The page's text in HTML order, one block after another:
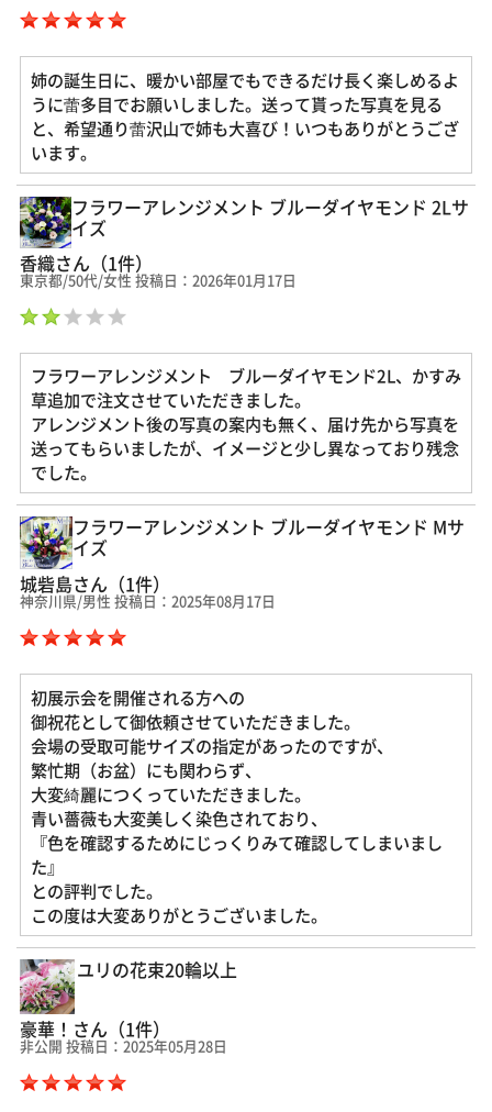
姉の誕生日に、暖かい部屋でもできるだけ長く楽しめるよ
うに蕾多目でお願いしました。送って貰った写真を見る
と、希望通り蕾沢山で姉も大喜び！いつもありがとうござ
います。
フラワーアレンジメント ブルーダイヤモンド 2Lサ
イズ
香織さん（1件）
東京都/50代/女性 投稿日：2026年01月17日
フラワーアレンジメント ブルーダイヤモンド2L、かすみ
草追加で注文させていただきました。
アレンジメント後の写真の案内も無く、届け先から写真を
送ってもらいましたが、イメージと少し異なっており残念
でした。
フラワーアレンジメント ブルーダイヤモンド Mサ
イズ
城砦島さん（1件）
神奈川県/男性 投稿日：2025年08月17日
初展示会を開催される方への
御祝花として御依頼させていただきました。
会場の受取可能サイズの指定があったのですが、
繁忙期（お盆）にも関わらず、
大変綺麗につくっていただきました。
青い薔薇も大変美しく染色されており、
『色を確認するためにじっくりみて確認してしまいまし
た』
との評判でした。
この度は大変ありがとうございました。
ユリの花束20輪以上
豪華！さん（1件）
非公開 投稿日：2025年05月28日